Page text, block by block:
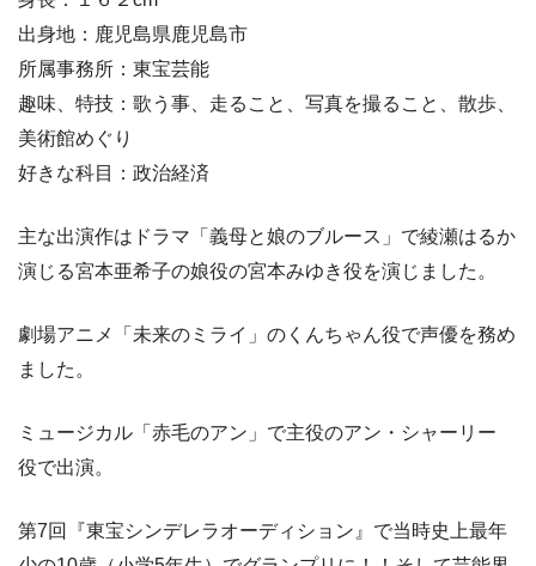
出身地：鹿児島県鹿児島市
所属事務所：東宝芸能
趣味、特技：歌う事、走ること、写真を撮ること、散歩、
美術館めぐり
好きな科目：政治経済
主な出演作はドラマ「義母と娘のブルース」で綾瀬はるか
演じる宮本亜希子の娘役の宮本みゆき役を演じました。
劇場アニメ「未来のミライ」のくんちゃん役で声優を務め
ました。
ミュージカル「 赤毛のアン」 で主役のアン・シャーリー
役で出演。
第7回『東宝シンデレラオーディション』で当時史上最年